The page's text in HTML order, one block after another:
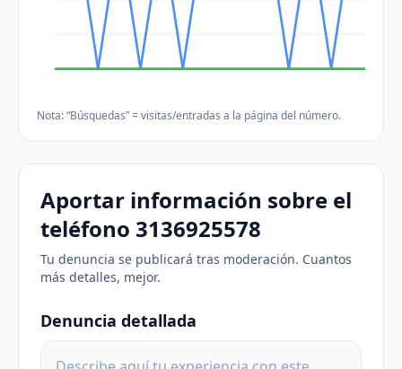
Nota: “Búsquedas” = visitas/entradas a la página del número.
Aportar información sobre el
teléfono 3136925578
Tu denuncia se publicará tras moderación. Cuantos
más detalles, mejor.
Denuncia detallada